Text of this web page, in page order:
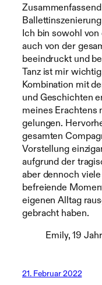
Ich bin sowohl
auch von der
beeindruckt und
Tanz ist mir
Kombination mit
und Geschichten
meines Erachtens
gelungen.
gesamten
Vorstellung
aufgrund der
aber dennoch
befreiende
eigenen Alltag
gebracht haben.
Emily, 19
21. Februar 2022